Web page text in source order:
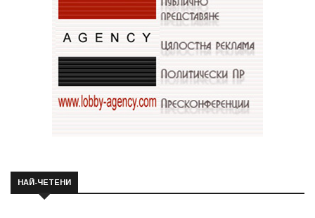
НАЙ-ЧЕТЕНИ